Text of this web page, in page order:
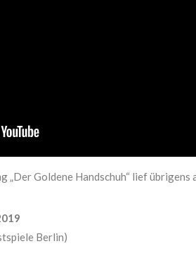
„Der Goldene Handschuh“ lief
Berlin)